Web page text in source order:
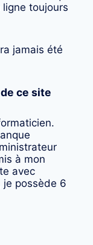
toujours
jamais été
ce site
à mon
avec
je possède 6